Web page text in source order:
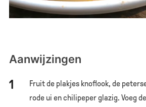
Aanwijzingen
Fruit de plakjes knoflook, de
rode ui en chilipeper glazig. Voeg